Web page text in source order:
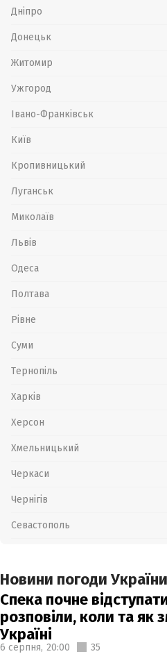
Дніпро
Донецьк
Житомир
Ужгород
Івано-Франківськ
Київ
Кропивницький
Луганськ
Миколаїв
Львів
Одеса
Полтава
Рівне
Суми
Тернопіль
Харків
Херсон
Хмельницький
Черкаси
Чернігів
Севастополь
Новини погоди України
Спека почне
розповіли, коли та як
Україні
6 серпня, 20:00 35